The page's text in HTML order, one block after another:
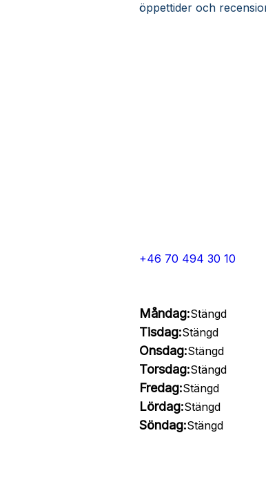
öppettider och
+46 70 494 30 10
Måndag:Stängd
Tisdag:Stängd
Onsdag:Stängd
Torsdag:Stängd
Fredag:Stängd
Lördag:Stängd
Söndag:Stängd